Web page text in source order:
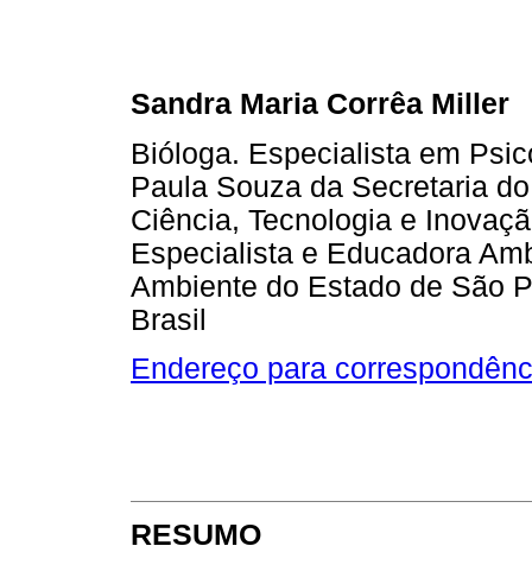
Sandra Maria Corrêa Miller
Bióloga. Especialista em
Paula Souza da Secretaria
Ciência, Tecnologia e
Especialista e Educadora
Ambiente do Estado de São
Brasil
Endereço para
RESUMO